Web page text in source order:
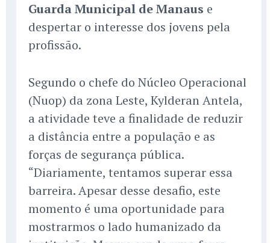
Guarda Municipal de Manaus e
despertar o interesse dos jovens pela
profissão.
Segundo o chefe do Núcleo Operacional
(Nuop) da zona Leste, Kylderan Antela,
a atividade teve a finalidade de reduzir
a distância entre a população e as
forças de segurança pública.
“Diariamente, tentamos superar essa
barreira. Apesar desse desafio, este
momento é uma oportunidade para
mostrarmos o lado humanizado da